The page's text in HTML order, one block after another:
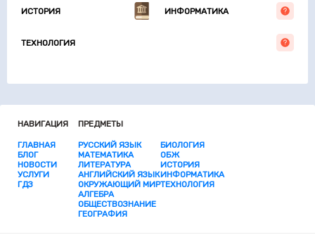
ИСТОРИЯ ИНФОРМАТИКА
ТЕХНОЛОГИЯ
НАВИГАЦИЯ
ГЛАВНАЯ
БЛОГ
НОВОСТИ
УСЛУГИ
ГДЗ
ПРЕДМЕТЫ
РУССКИЙ ЯЗЫК
МАТЕМАТИКА
ЛИТЕРАТУРА
АНГЛИЙСКИЙ ЯЗЫК
ОКРУЖАЮЩИЙ МИР
АЛГЕБРА
ОБЩЕСТВОЗНАНИЕ
ГЕОГРАФИЯ
БИОЛОГИЯ
ОБЖ
ИСТОРИЯ
ИНФОРМАТИКА
ТЕХНОЛОГИЯ